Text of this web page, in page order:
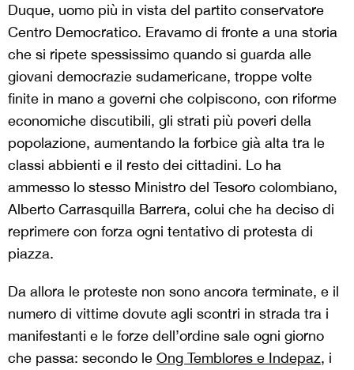
Duque, uomo più in vista del partito conservatore
Centro Democratico. Eravamo di fronte a una storia
che si ripete spessissimo quando si guarda alle
giovani democrazie sudamericane, troppe volte
finite in mano a governi che colpiscono, con riforme
economiche discutibili, gli strati più poveri della
popolazione, aumentando la forbice già alta tra le
classi abbienti e il resto dei cittadini. Lo ha
ammesso lo stesso Ministro del Tesoro colombiano,
Alberto Carrasquilla Barrera, colui che ha deciso di
reprimere con forza ogni tentativo di protesta di
piazza.
Da allora le proteste non sono ancora terminate, e il
numero di vittime dovute agli scontri in strada tra i
manifestanti e le forze dell’ordine sale ogni giorno
che passa: secondo le Ong Temblores e Indepaz, i